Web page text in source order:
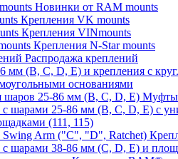
Новинки от RAM mounts
Крепления VK mounts
Крепления VINmounts
Крепления N-Star mounts
Распродажа креплений
основаниями
Муфты
(111, 115)